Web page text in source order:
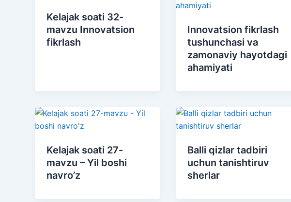
Kelajak soati 32-
mavzu Innovatsion
fikrlash
Innovatsion fikrlash
tushunchasi va
zamonaviy hayotdagi
ahamiyati
Kelajak soati 27-
mavzu – Yil boshi
navro’z
Balli qizlar tadbiri
uchun tanishtiruv
sherlar